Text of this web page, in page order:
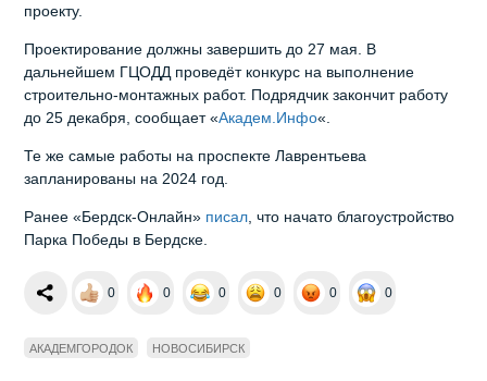
проекту.
Проектирование должны завершить до 27 мая. В
дальнейшем ГЦОДД проведёт конкурс на выполнение
строительно-монтажных работ. Подрядчик закончит работу
до 25 декабря, сообщает «Академ.Инфо«.
Те же самые работы на проспекте Лаврентьева
запланированы на 2024 год.
Ранее «Бердск-Онлайн» писал , что начато благоустройство
Парка Победы в Бердске.
0 0 0 0 0 0
АКАДЕМГОРОДОК НОВОСИБИРСК